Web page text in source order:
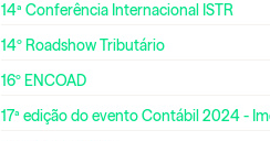
14ª Conferência Internacional ISTR
14º Roadshow Tributário
16º ENCOAD
17ª edição do evento Contábil 2024 -